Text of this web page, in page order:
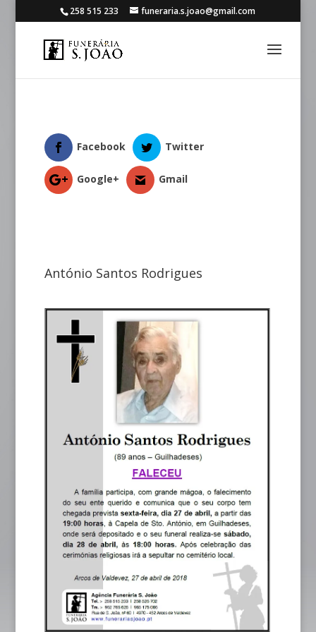
258 515 233 funeraria.s.joao@gmail.com
Facebook Twitter
Google+ Gmail
António Santos Rodrigues